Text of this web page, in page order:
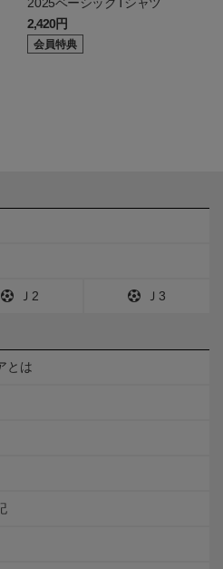
2,420円
会員特典
Ｊ2 Ｊ3
とは